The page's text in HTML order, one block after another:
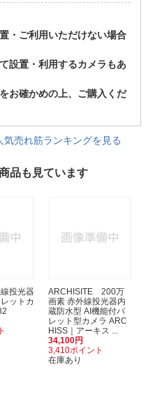
・ご利用いただけない場合
設置・利用するカメラもあ
お確かめの上、ご購入くだ
売れ筋ランキングを見る
品も見ています
投光器
ットカ
ARCHISITE 200万
画素 赤外線投光器内
蔵防水型 AI機能付バ
レット型カメラ ARC
HISS｜アーキス ...
34,100円
3,410ポイント
在庫あり